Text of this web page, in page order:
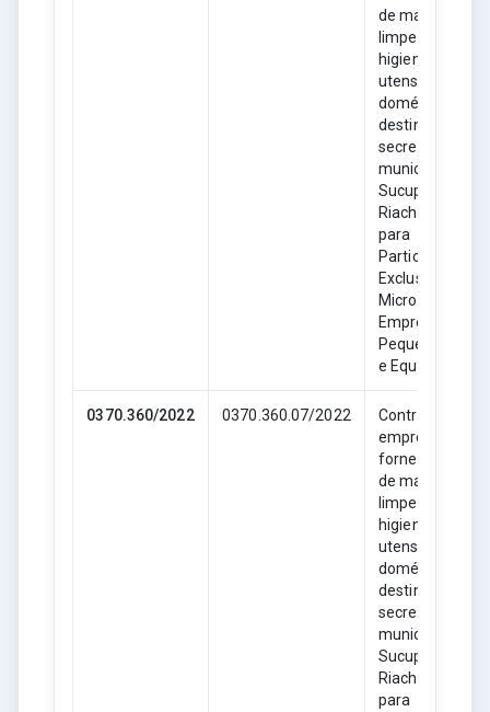
de material de
limpeza,
higiene e
utensílios
domésticos,
destinado as
secretarias
municipais de
Sucupira do
Riachão- MA,
para
Participação
Exclusiva de
Empresas de
Pequeno Porte
e Equiparadas.
0370.360/2022 0370.360.07/2022
Contratação de
empresa para
fornecimento
de material de
limpeza,
higiene e
utensílios
domésticos,
destinado as
secretarias
municipais de
Sucupira do
Riachão- MA,
para